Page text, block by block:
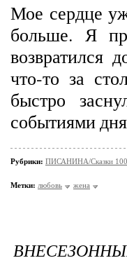
Мое сердце
больше. Я
возвратился
что-то за
быстро
событиями
Рубрики: ПИСАНИНА/Сказки
Метки: любовь жена